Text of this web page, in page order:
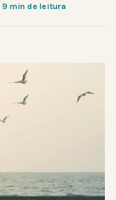
·9 min de leitura